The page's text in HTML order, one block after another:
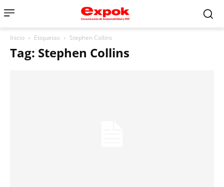
Inicio Etiquetas Stephen Collins
Tag: Stephen Collins